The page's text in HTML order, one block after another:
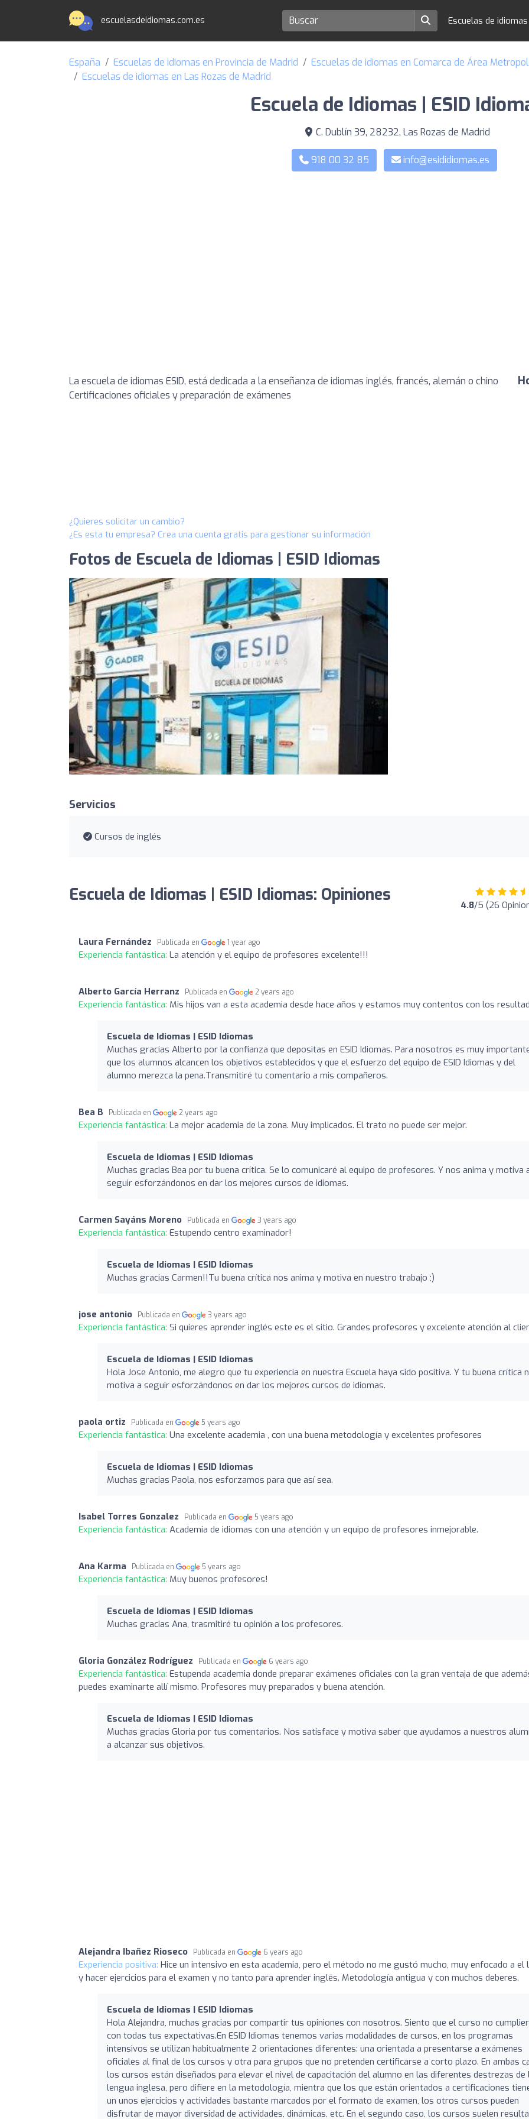
escuelasdeidiomas.com.es Escuelas de idiomas
España Escuelas de idiomas en Provincia de Madrid
Escuelas de idiomas en Comarca de Área
Escuelas de idiomas en Las Rozas de Madrid
Escuela de Idiomas | ESID
C. Dublín 39, 28232, Las Rozas de Madrid
918 00 32 85 info@esididiomas.es
La escuela de idiomas ESID, está dedicada a la enseñanza de idiomas inglés, francés, alemán o chino
Certificaciones oficiales y preparación de exámenes
¿Quieres solicitar un cambio?
¿Es esta tu empresa? Crea una cuenta gratis para gestionar su información
Fotos de Escuela de Idiomas | ESID Idiomas
Servicios
Cursos de inglés
Escuela de Idiomas | ESID Idiomas: Opiniones 4.8/5 (26
Laura Fernández Publicada en 1 year ago
Experiencia fantástica: La atención y el equipo de profesores excelente!!!
Alberto García Herranz Publicada en 2 years ago
Experiencia fantástica: Mis hijos van a esta academia desde hace años y estamos muy contentos con los
Escuela de Idiomas | ESID Idiomas
Muchas gracias Alberto por la confianza que depositas en ESID Idiomas. Para nosotros es muy
que los alumnos alcancen los objetivos establecidos y que el esfuerzo del equipo de ESID Idiomas y del
alumno merezca la pena.Transmitiré tu comentario a mis compañeros.
Bea B Publicada en 2 years ago
Experiencia fantástica: La mejor academia de la zona. Muy implicados. El trato no puede ser mejor.
Escuela de Idiomas | ESID Idiomas
Muchas gracias Bea por tu buena crítica. Se lo comunicaré al equipo de profesores. Y nos anima y motiva
seguir esforzándonos en dar los mejores cursos de idiomas.
Carmen Sayáns Moreno Publicada en 3 years ago
Experiencia fantástica: Estupendo centro examinador!
Escuela de Idiomas | ESID Idiomas
Muchas gracias Carmen!!Tu buena crítica nos anima y motiva en nuestro trabajo ;)
jose antonio Publicada en 3 years ago
Experiencia fantástica: Si quieres aprender inglés este es el sitio. Grandes profesores y excelente atención al
Escuela de Idiomas | ESID Idiomas
Hola Jose Antonio, me alegro que tu experiencia en nuestra Escuela haya sido positiva. Y tu buena crítica
motiva a seguir esforzándonos en dar los mejores cursos de idiomas.
paola ortiz Publicada en 5 years ago
Experiencia fantástica: Una excelente academia , con una buena metodología y excelentes profesores
Escuela de Idiomas | ESID Idiomas
Muchas gracias Paola, nos esforzamos para que así sea.
Isabel Torres Gonzalez Publicada en 5 years ago
Experiencia fantástica: Academia de idiomas con una atención y un equipo de profesores inmejorable.
Ana Karma Publicada en 5 years ago
Experiencia fantástica: Muy buenos profesores!
Escuela de Idiomas | ESID Idiomas
Muchas gracias Ana, trasmitiré tu opinión a los profesores.
Gloria González Rodríguez Publicada en 6 years ago
Experiencia fantástica: Estupenda academia donde preparar exámenes oficiales con la gran ventaja de que
puedes examinarte allí mismo. Profesores muy preparados y buena atención.
Escuela de Idiomas | ESID Idiomas
Muchas gracias Gloria por tus comentarios. Nos satisface y motiva saber que ayudamos a nuestros
a alcanzar sus objetivos.
Alejandra Ibañez Rioseco Publicada en 6 years ago
Experiencia positiva: Hice un intensivo en esta academia, pero el método no me gustó mucho, muy enfocado a el
y hacer ejercicios para el examen y no tanto para aprender inglés. Metodología antigua y con muchos deberes.
Escuela de Idiomas | ESID Idiomas
Hola Alejandra, muchas gracias por compartir tus opiniones con nosotros. Siento que el curso no
con todas tus expectativas.En ESID Idiomas tenemos varias modalidades de cursos, en los programas
intensivos se utilizan habitualmente 2 orientaciones diferentes: una orientada a presentarse a exámenes
oficiales al final de los cursos y otra para grupos que no pretenden certificarse a corto plazo. En ambas
los cursos están diseñados para elevar el nivel de capacitación del alumno en las diferentes destrezas de
lengua inglesa, pero difiere en la metodología, mientra que los que están orientados a certificaciones
un unos ejercicios y actividades bastante marcados por el formato de examen, los otros cursos pueden
disfrutar de mayor diversidad de actividades, dinámicas, etc. En el segundo caso, los cursos suelen